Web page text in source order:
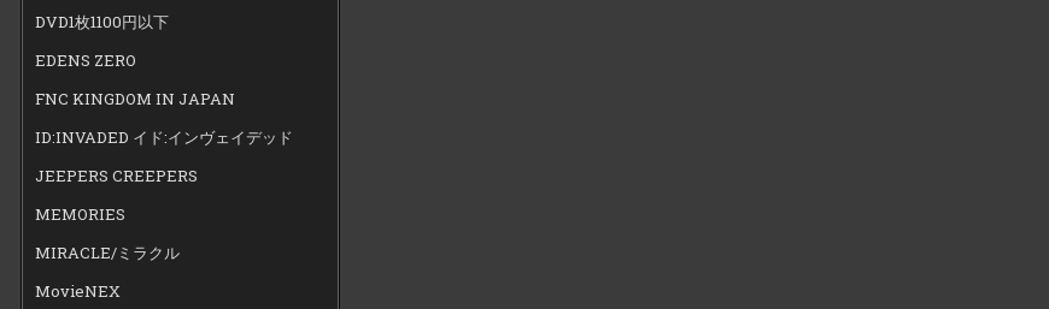
DVD1枚1100円以下
EDENS ZERO
FNC KINGDOM IN JAPAN
ID:INVADED イド:インヴェイデッド
JEEPERS CREEPERS
MEMORIES
MIRACLE/ミラクル
MovieNEX